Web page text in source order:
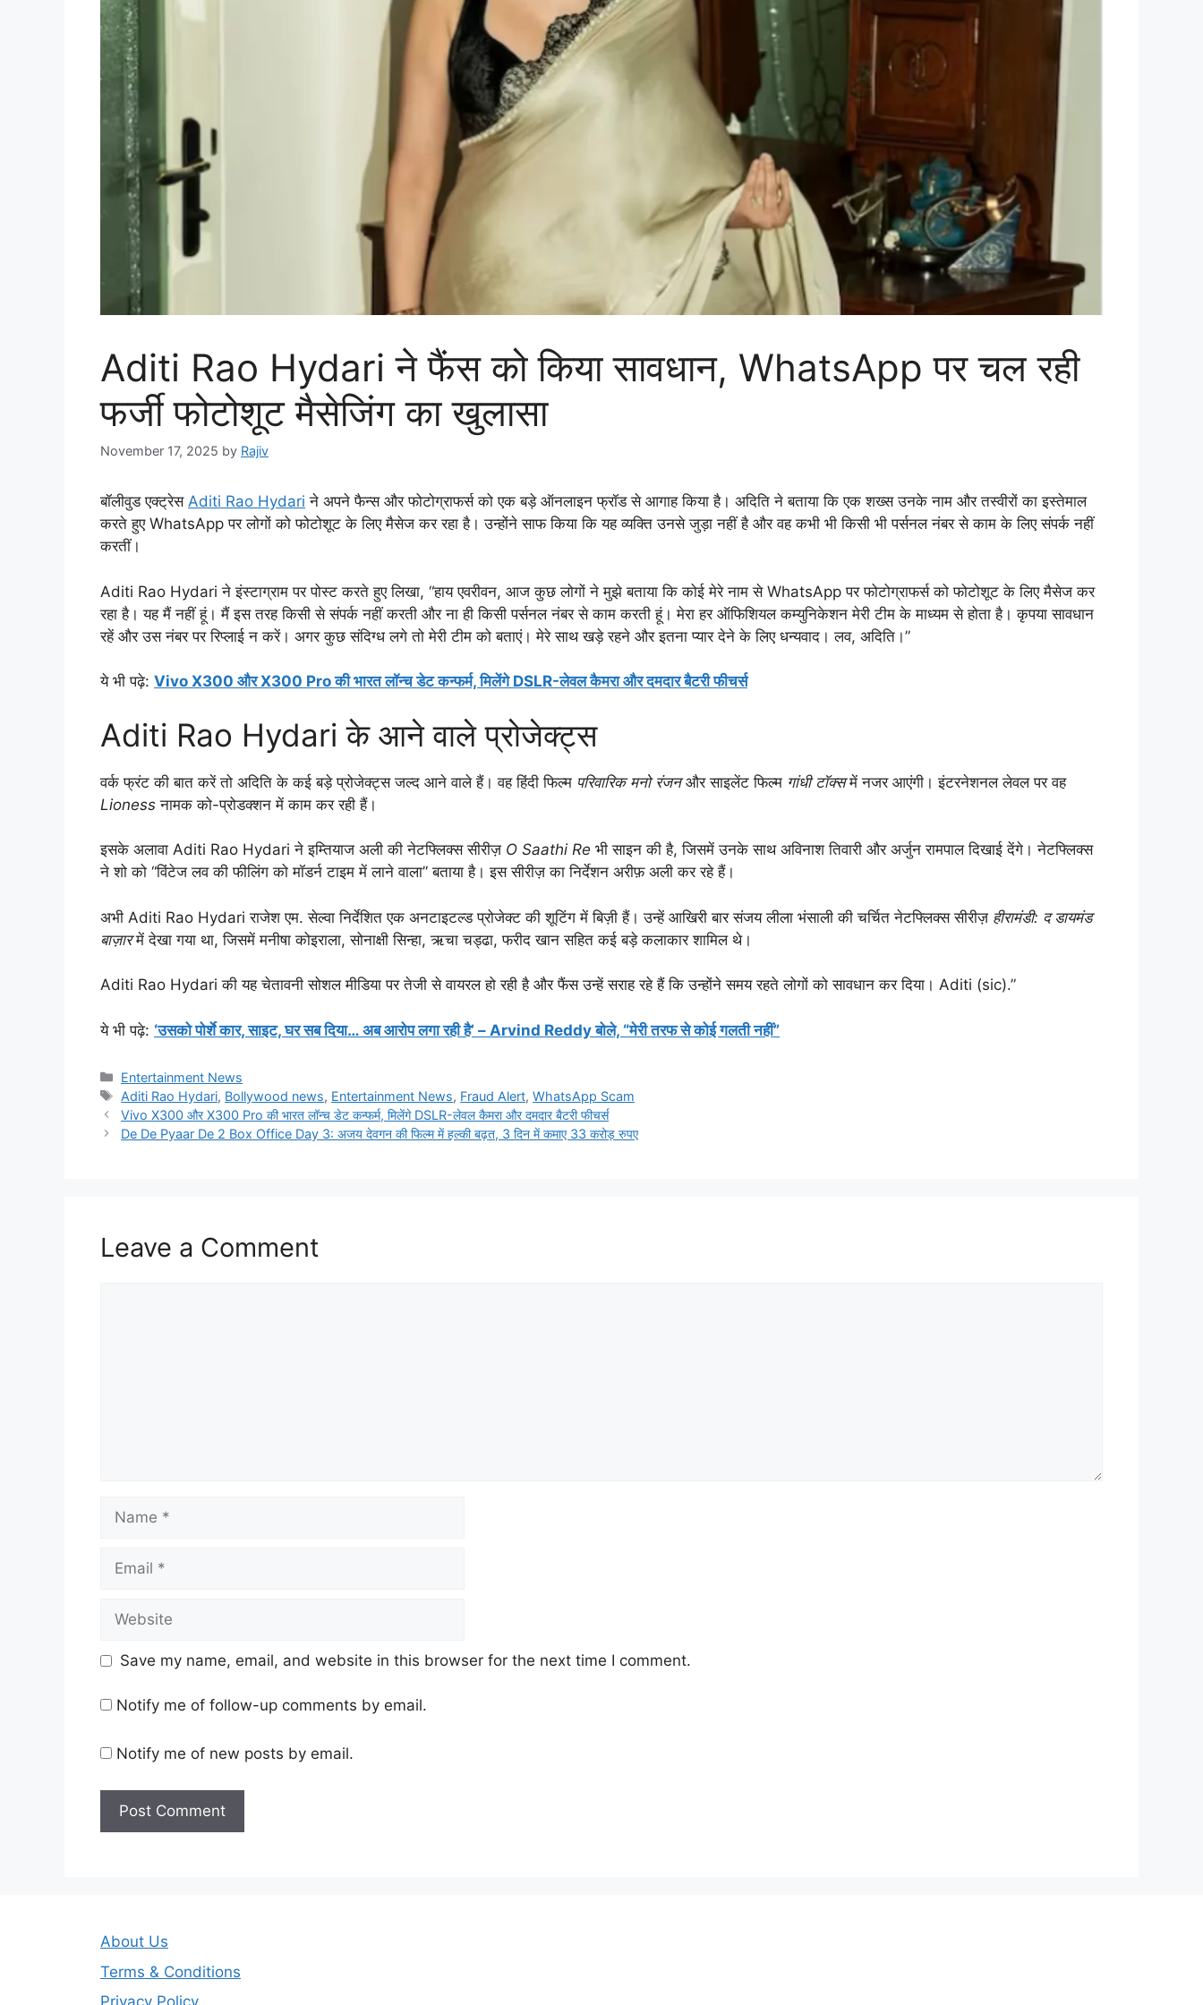
Aditi Rao Hydari ने फैंस को किया सावधान, WhatsApp पर चल रही
फर्जी फोटोशूट मैसेजिंग का खुलासा
November 17, 2025 by Rajiv
बॉलीवुड एक्ट्रेस Aditi Rao Hydari ने अपने फैन्स और फोटोग्राफर्स को एक बड़े ऑनलाइन फ्रॉड से आगाह किया है। अदिति ने बताया कि एक शख्स उनके नाम और तस्वीरों का इस्तेमाल
करते हुए WhatsApp पर लोगों को फोटोशूट के लिए मैसेज कर रहा है। उन्होंने साफ किया कि यह व्यक्ति उनसे जुड़ा नहीं है और वह कभी भी किसी भी पर्सनल नंबर से काम के लिए संपर्क नहीं
करतीं।
Aditi Rao Hydari ने इंस्टाग्राम पर पोस्ट करते हुए लिखा, “हाय एवरीवन, आज कुछ लोगों ने मुझे बताया कि कोई मेरे नाम से WhatsApp पर फोटोग्राफर्स को फोटोशूट के लिए मैसेज कर
रहा है। यह मैं नहीं हूं। मैं इस तरह किसी से संपर्क नहीं करती और ना ही किसी पर्सनल नंबर से काम करती हूं। मेरा हर ऑफिशियल कम्युनिकेशन मेरी टीम के माध्यम से होता है। कृपया सावधान
रहें और उस नंबर पर रिप्लाई न करें। अगर कुछ संदिग्ध लगे तो मेरी टीम को बताएं। मेरे साथ खड़े रहने और इतना प्यार देने के लिए धन्यवाद। लव, अदिति।”
ये भी पढ़े: Vivo X300 और X300 Pro की भारत लॉन्च डेट कन्फर्म, मिलेंगे DSLR-लेवल कैमरा और दमदार बैटरी फीचर्स
Aditi Rao Hydari के आने वाले प्रोजेक्ट्स
वर्क फ्रंट की बात करें तो अदिति के कई बड़े प्रोजेक्ट्स जल्द आने वाले हैं। वह हिंदी फिल्म परिवारिक मनो रंजनऔर साइलेंट फिल्म गांधी टॉक्समें नजर आएंगी। इंटरनेशनल लेवल पर वह
Lioness नामक को-प्रोडक्शन में काम कर रही हैं।
इसके अलावा Aditi Rao Hydari ने इम्तियाज अली की नेटफ्लिक्स सीरीज़ O Saathi Re भी साइन की है, जिसमें उनके साथ अविनाश तिवारी और अर्जुन रामपाल दिखाई देंगे। नेटफ्लिक्स
ने शो को “विंटेज लव की फीलिंग को मॉडर्न टाइम में लाने वाला” बताया है। इस सीरीज़ का निर्देशन अरीफ़ अली कर रहे हैं।
अभी Aditi Rao Hydari राजेश एम. सेल्वा निर्देशित एक अनटाइटल्ड प्रोजेक्ट की शूटिंग में बिज़ी हैं। उन्हें आखिरी बार संजय लीला भंसाली की चर्चित नेटफ्लिक्स सीरीज़ हीरामंडी: द डायमंड
बाज़ारमें देखा गया था, जिसमें मनीषा कोइराला, सोनाक्षी सिन्हा, ऋचा चड्ढा, फरीद खान सहित कई बड़े कलाकार शामिल थे।
Aditi Rao Hydari की यह चेतावनी सोशल मीडिया पर तेजी से वायरल हो रही है और फैंस उन्हें सराह रहे हैं कि उन्होंने समय रहते लोगों को सावधान कर दिया। Aditi (sic).”
ये भी पढ़े: ‘उसको पोर्शे कार, साइट, घर सब दिया… अब आरोप लगा रही है’ – Arvind Reddy बोले, “मेरी तरफ से कोई गलती नहीं”
Categories
Entertainment News
Tags
Aditi Rao Hydari, Bollywood news, Entertainment News, Fraud Alert,WhatsApp Scam
Vivo X300 और X300 Pro की भारत लॉन्च डेट कन्फर्म, मिलेंगे DSLR-लेवल कैमरा और दमदार बैटरी फीचर्स
De De Pyaar De 2 Box Office Day 3: अजय देवगन की फिल्म में हल्की बढ़त, 3 दिन में कमाए 33 करोड़ रुपए
Leave a Comment
Save my name, email, and website in this browser for the next time I comment.
Notify me of follow-up comments by email.
Notify me of new posts by email.
About Us
Terms & Conditions